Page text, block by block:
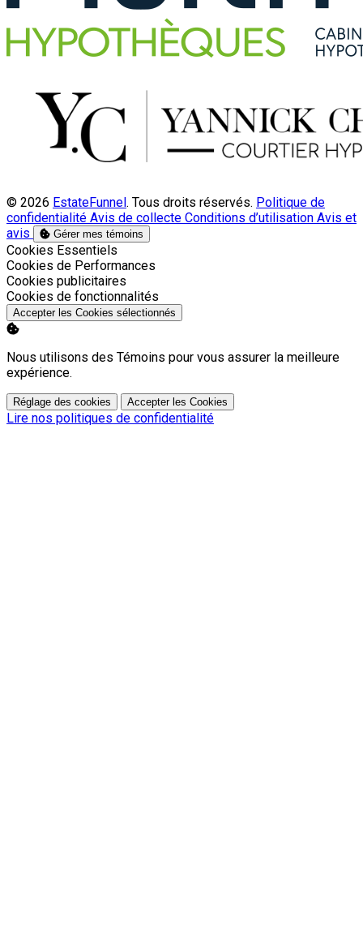
© 2026 EstateFunnel. Tous droits réservés. Politique de
confidentialité Avis de collecte Conditions d’utilisation Avis et
avis
Gérer mes témoins
Activer
Cookies Essentiels
Activer
Cookies de Performances
Activer
Cookies publicitaires
Activer
Cookies de fonctionnalités
Accepter les Cookies sélectionnés
Nous utilisons des Témoins pour vous assurer la meilleure
expérience.
Réglage des cookies Accepter les Cookies
Lire nos politiques de confidentialité